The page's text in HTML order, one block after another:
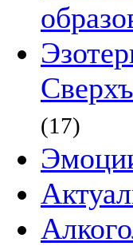
(17)